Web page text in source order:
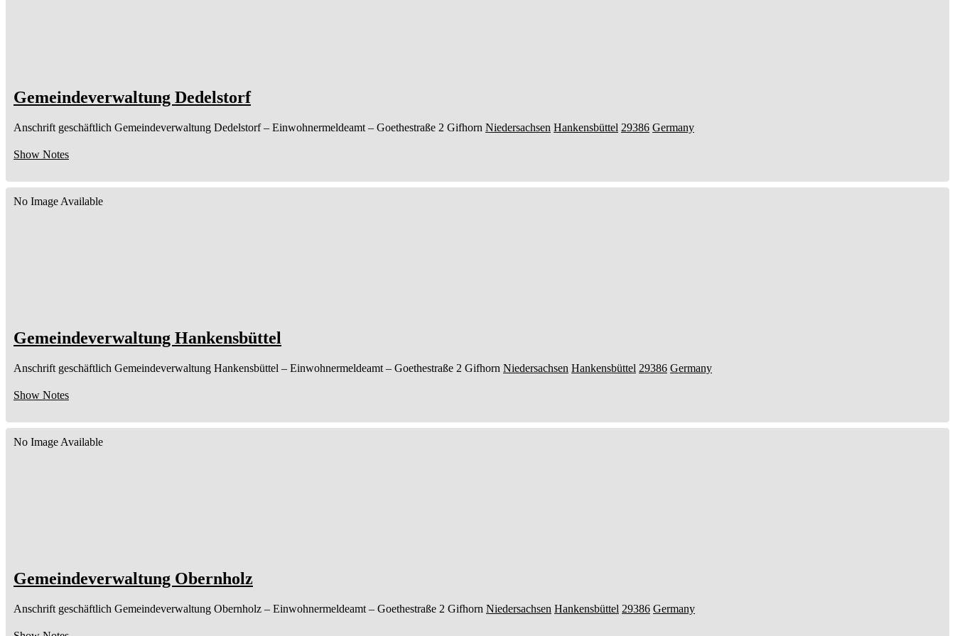
Gemeindeverwaltung Dedelstorf
Anschrift geschäftlich Gemeindeverwaltung Dedelstorf – Einwohnermeldeamt – Goethestraße 2 Gifhorn Niedersachsen Hankensbüttel 29386 Germany
Show Notes
No Image Available
Gemeindeverwaltung Hankensbüttel
Anschrift geschäftlich Gemeindeverwaltung Hankensbüttel – Einwohnermeldeamt – Goethestraße 2 Gifhorn Niedersachsen Hankensbüttel 29386 Germany
Show Notes
No Image Available
Gemeindeverwaltung Obernholz
Anschrift geschäftlich Gemeindeverwaltung Obernholz – Einwohnermeldeamt – Goethestraße 2 Gifhorn Niedersachsen Hankensbüttel 29386 Germany